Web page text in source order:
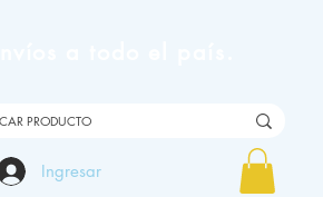
Ingresar